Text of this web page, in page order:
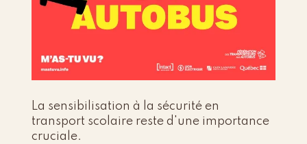
La sensibilisation à la sécurité en
transport scolaire reste d'une importance
cruciale.